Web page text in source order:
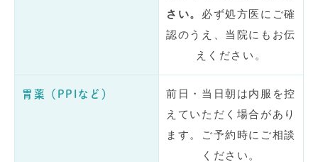
さい。 必ず処方医にご確
認のうえ、当院にもお伝
えください。
胃薬（PPIなど）
前日・当日朝は内服を控
えていただく場合があり
ます。ご予約時にご相談
ください。